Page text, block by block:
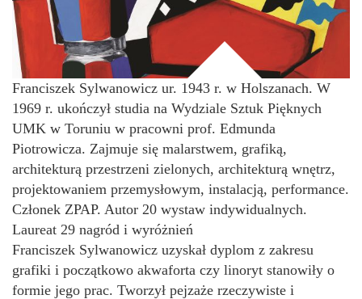
Franciszek Sylwanowicz ur. 1943 r. w Holszanach. W
1969 r. ukończył studia na Wydziale Sztuk Pięknych
UMK w Toruniu w pracowni prof. Edmunda
Piotrowicza. Zajmuje się malarstwem, grafiką,
architekturą przestrzeni zielonych, architekturą wnętrz,
projektowaniem przemysłowym, instalacją, performance.
Członek ZPAP. Autor 20 wystaw indywidualnych.
Laureat 29 nagród i wyróżnień
Franciszek Sylwanowicz uzyskał dyplom z zakresu
grafiki i początkowo akwaforta czy linoryt stanowiły o
formie jego prac. Tworzył pejzaże rzeczywiste i